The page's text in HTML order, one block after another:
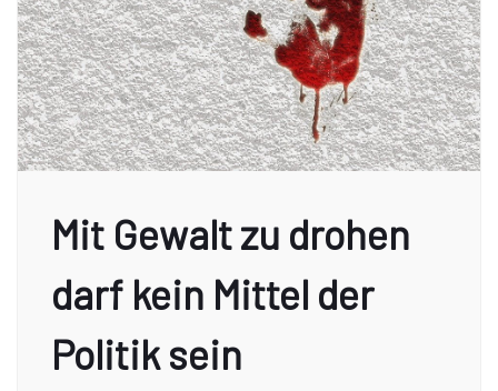
Mit Gewalt zu drohen
darf kein Mittel der
Politik sein